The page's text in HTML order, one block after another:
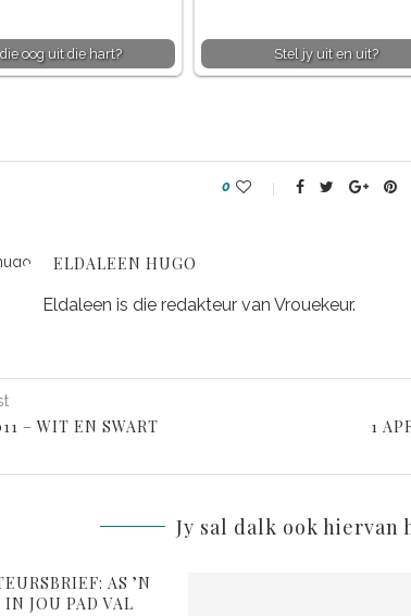
oog uit die hart? Stel jy uit en uit?
0
ELDALEEN HUGO
Eldaleen is die redakteur van Vrouekeur.
– WIT EN SWART
1
Jy sal dalk ook hiervan
AS ’N
IN JOU PAD VAL